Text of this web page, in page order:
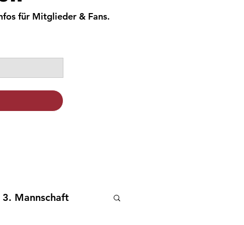
für Mitglieder & Fans.
3. Mannschaft